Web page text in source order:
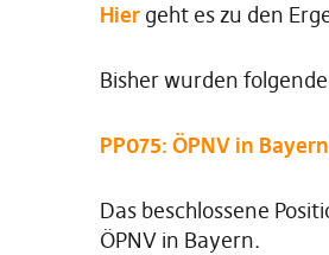
Hier geht es zu den
Bisher wurden
PP075: ÖPNV in
Das beschlossene
ÖPNV in Bayern.